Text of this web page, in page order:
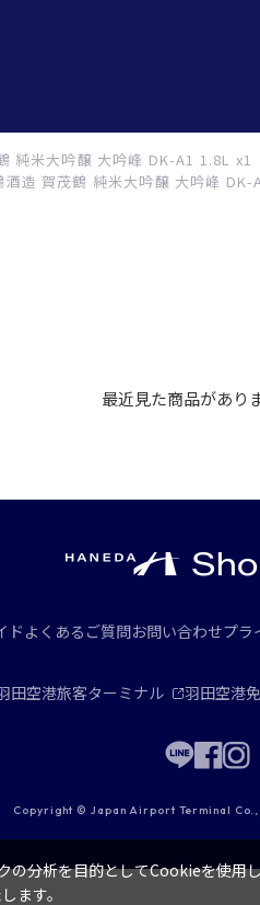
純米大吟醸 大吟峰 DK-A1 1.8L x1
酒造 賀茂鶴 純米大吟醸 大吟峰 DK-
最近見た商品があり
ドよくあるご質問お問い合わせプラ
田空港旅客ターミナル 羽田空港
Copyright © Japan Airport Terminal
の分析を目的としてCookieを使用
ます。